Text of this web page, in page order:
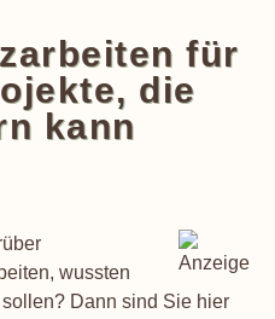
für
die
kann
wussten
Dann sind Sie hier